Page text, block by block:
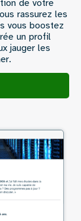
de votre
rassurez les
vous boostez
un profil
jauger les